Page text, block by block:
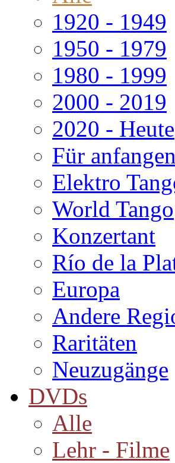
1920 - 1949
1950 - 1979
1980 - 1999
2000 - 2019
2020 - Heute
Für
Elektro
World Tango
Konzertant
Río de la
Europa
Andere
Raritäten
Neuzugänge
DVDs
Alle
Lehr - Filme